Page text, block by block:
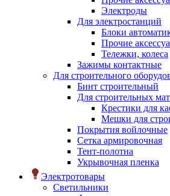
Электроды
Для электростанций
Блоки
Прочие
Тележки, колеса
Зажимы контактные
Для строительного
Бинт строительный
Для строительных
Крестики для
Мешки для
Покрытия войлочные
Сетка армировочная
Тент-полотна
Укрывочная пленка
Электротовары
Светильники